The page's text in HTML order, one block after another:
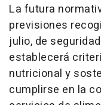
La futura
previsiones
julio, de
establecerá
nutricional y
cumplirse en la